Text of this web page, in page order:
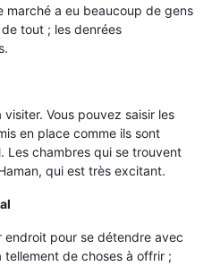
marché a eu beaucoup de gens
tout ; les denrées
Vous pouvez saisir les
en place comme ils sont
Les chambres qui se trouvent
qui est très excitant.
endroit pour se détendre avec
de choses à offrir ;